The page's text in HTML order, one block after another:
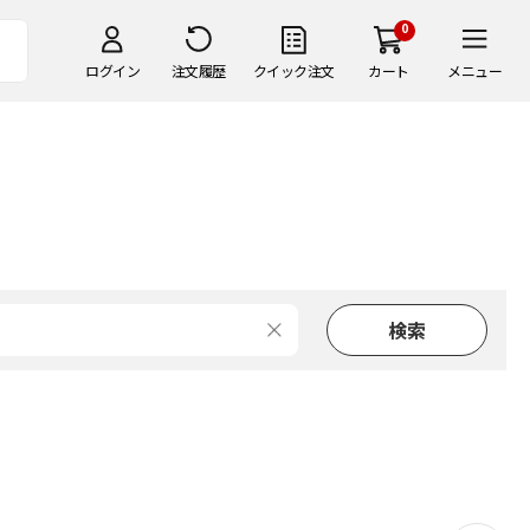
ログイン 注文履歴 クイック注文
0
カート メニュー